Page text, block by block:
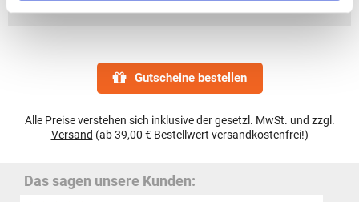
Gutscheine bestellen
Alle Preise verstehen sich inklusive der gesetzl. MwSt. und zzgl.
Versand (ab 39,00 € Bestellwert versandkostenfrei!)
Das sagen unsere Kunden: